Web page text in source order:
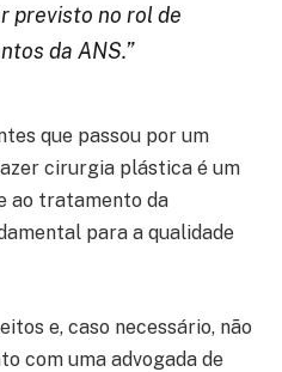
previsto no rol de
da ANS.”
que passou por um
cirurgia plástica é um
ao tratamento da
para a qualidade
e, caso necessário, não
com uma advogada de